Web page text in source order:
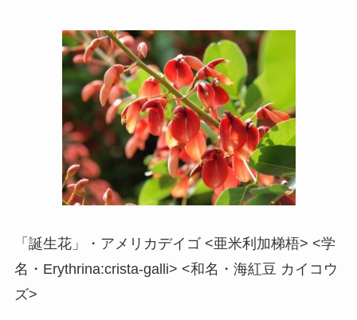
「誕生花」・アメリカデイゴ <亜米利加梯梧> <学
名・Erythrina:crista-galli> <和名・海紅豆 カイコウ
ズ>